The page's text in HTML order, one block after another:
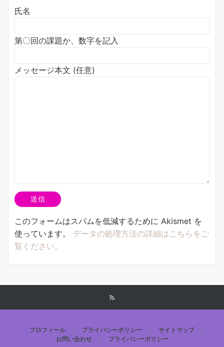
氏名
第〇回の課題か、数字を記入
メッセージ本文 (任意)
このフォームはスパムを低減するために Akismet を
使っています。 データの処理方法の詳細はこちらをご
覧ください。
プロフィール プライバシーポリシー
サイトマップ
お問い合わせ
プライバシーポリシー